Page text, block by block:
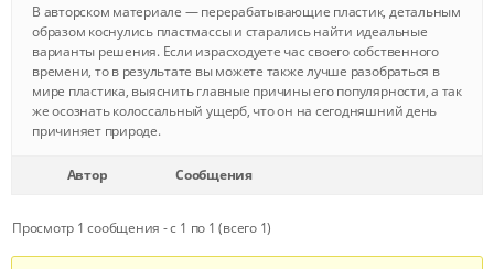
В авторском материале — перерабатывающие пластик, детальным
образом коснулись пластмассы и старались найти идеальные
варианты решения. Если израсходуете час своего собственного
времени, то в результате вы можете также лучше разобраться в
мире пластика, выяснить главные причины его популярности, а так
же осознать колоссальный ущерб, что он на сегодняшний день
причиняет природе.
Автор Сообщения
Просмотр 1 сообщения - с 1 по 1 (всего 1)